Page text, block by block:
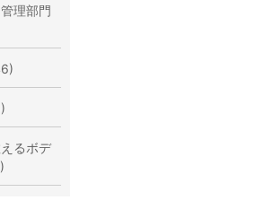
理部門
るボデ